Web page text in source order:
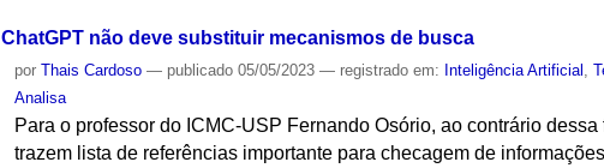
ChatGPT não deve substituir mecanismos de busca
porThais Cardoso — publicado 05/05/2023— registrado em: Inteligência Artificial ,
Analisa
Para o professor do ICMC-USP Fernando Osório, ao contrário
trazem lista de referências importante para checagem de informações